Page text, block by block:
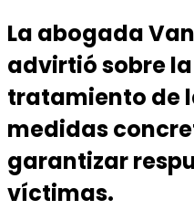
La abogada
advirtió sobre
tratamiento de
medidas
garantizar
víctimas.